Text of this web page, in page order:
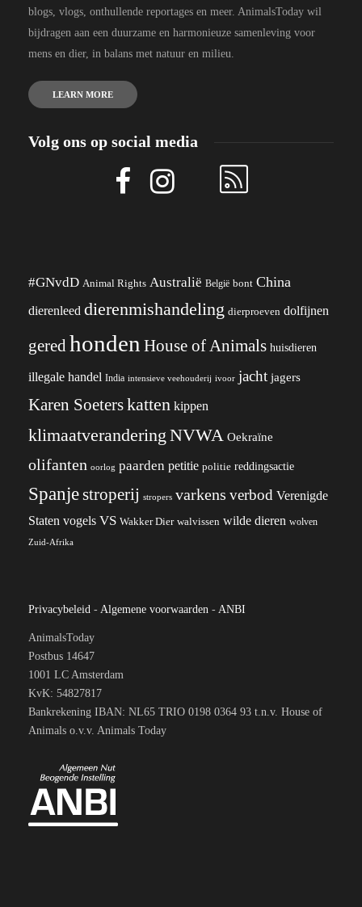
blogs, vlogs, onthullende reportages en meer. AnimalsToday wil
bijdragen aan een duurzame en harmonieuze samenleving voor
mens en dier, in balans met natuur en milieu.
LEARN MORE
Volg ons op social media
#GNvdD Animal Rights Australië België bont China
dierenleed dierenmishandeling dierproeven dolfijnen
geredhonden House of Animals huisdieren
illegale handel India intensieve veehouderij ivoor jacht jagers
Karen Soeterskatten kippen
klimaatverandering NVWA Oekraïne
olifanten oorlog paarden petitie politie reddingsactie
Spanjestroperij stropers varkens verbod Verenigde
Staten vogels VS Wakker Dier walvissen wilde dieren wolven
Zuid-Afrika
Privacybeleid - Algemene voorwaarden - ANBI
AnimalsToday
Postbus 14647
1001 LC Amsterdam
KvK: 54827817
Bankrekening IBAN: NL65 TRIO 0198 0364 93 t.n.v. House of
Animals o.v.v. Animals Today